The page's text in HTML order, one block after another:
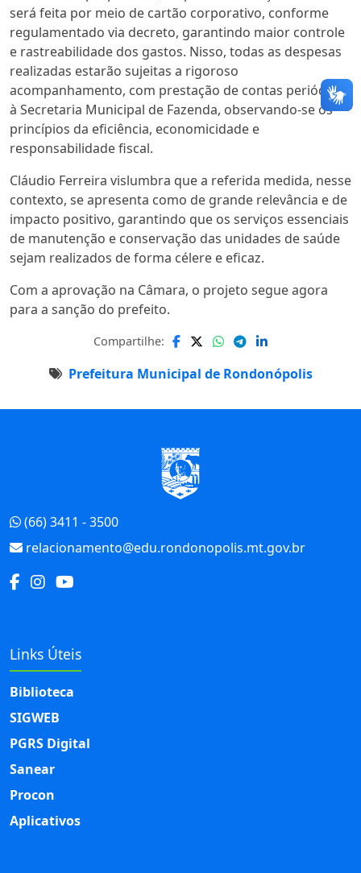
será feita por meio de cartão corporativo, conforme
regulamentado via decreto, garantindo maior controle
e rastreabilidade dos gastos. Nisso, todas as despesas
realizadas estarão sujeitas a rigoroso
acompanhamento, com prestação de contas periódica
à Secretaria Municipal de Fazenda, observando-se os
princípios da eficiência, economicidade e
responsabilidade fiscal.
Cláudio Ferreira vislumbra que a referida medida, nesse
contexto, se apresenta como de grande relevância e de
impacto positivo, garantindo que os serviços essenciais
de manutenção e conservação das unidades de saúde
sejam realizados de forma célere e eficaz.
Com a aprovação na Câmara, o projeto segue agora
para a sanção do prefeito.
Prefeitura Municipal de Rondonópolis
Compartilhe:
(66) 3411 - 3500
relacionamento@edu.rondonopolis.mt.gov.br
Links Úteis
Biblioteca
SIGWEB
PGRS Digital
Sanear
Procon
Aplicativos